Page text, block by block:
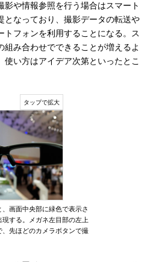
影や情報参照を行う場合はスマート
となっており、撮影データの転送や
トフォンを利用することになる。ス
組み合わせでできることが増えるよ
使い方はアイデア次第といったとこ
画面中央部に緑色で表示さ
する。メガネ左目部の左上
、先ほどのカメラボタンで撮